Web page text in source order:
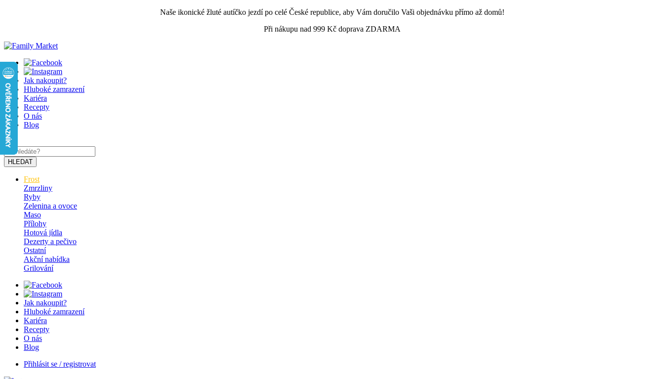
Naše ikonické žluté autíčko jezdí po celé České republice, aby Vám doručilo Vaši objednávku přímo až domů!
Při nákupu nad 999 Kč doprava ZDARMA
Jak nakoupit?
Hluboké zamrazení
Kariéra
Recepty
O nás
Blog
×
HLEDAT
Frost
Zmrzliny
Ryby
Zelenina a ovoce
Maso
Přílohy
Hotová jídla
Dezerty a pečivo
Ostatní
Akční nabídka
Grilování
Jak nakoupit?
Hluboké zamrazení
Kariéra
Recepty
O nás
Blog
Přihlásit se / registrovat